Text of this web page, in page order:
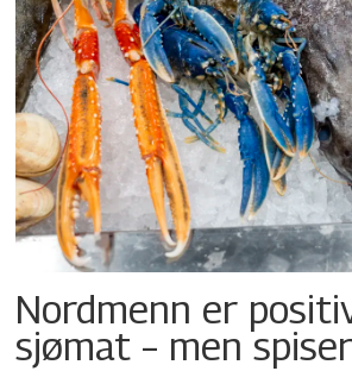
Nordmenn er
sjømat – men